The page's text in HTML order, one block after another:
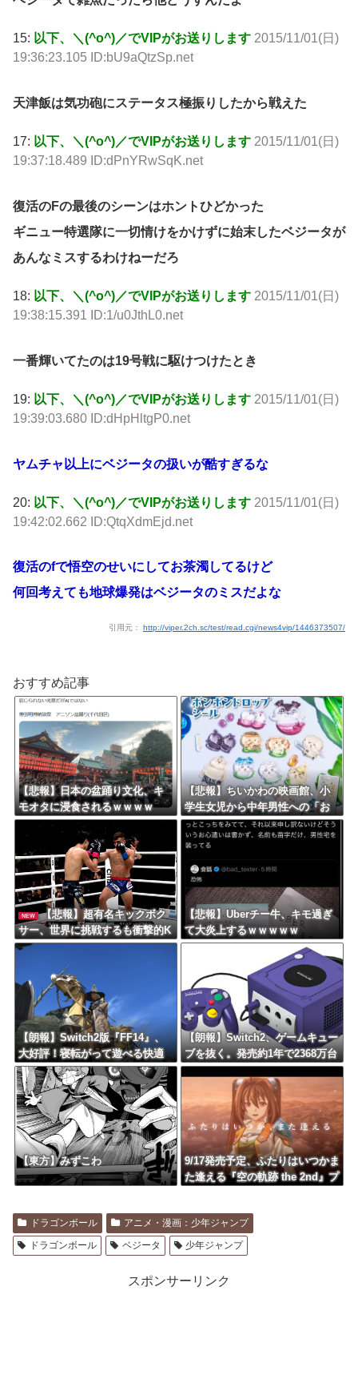
15: 以下、＼(^o^)／でVIPがお送りします 2015/11/01(日)
19:36:23.105 ID:bU9aQtzSp.net
天津飯は気功砲にステータス極振りしたから戦えた
17: 以下、＼(^o^)／でVIPがお送りします 2015/11/01(日)
19:37:18.489 ID:dPnYRwSqK.net
復活のFの最後のシーンはホントひどかった
ギニュー特選隊に一切情けをかけずに始末したベジータが
あんなミスするわけねーだろ
18: 以下、＼(^o^)／でVIPがお送りします 2015/11/01(日)
19:38:15.391 ID:1/u0JthL0.net
一番輝いてたのは19号戦に駆けつけたとき
19: 以下、＼(^o^)／でVIPがお送りします 2015/11/01(日)
19:39:03.680 ID:dHpHltgP0.net
ヤムチャ以上にベジータの扱いが酷すぎるな
20: 以下、＼(^o^)／でVIPがお送りします 2015/11/01(日)
19:42:02.662 ID:QtqXdmEjd.net
復活のfで悟空のせいにしてお茶濁してるけど
何回考えても地球爆発はベジータのミスだよな
引用元： http://viper.2ch.sc/test/read.cgi/news4vip/1446373507/
おすすめ記事
【悲報】日本の盆踊り文化、キ
モオタに浸食されるｗｗｗｗ
【悲報】ちいかわの映画館、小
学生女児から中年男性への「お
ねだり」事案が発生するｗｗｗ
ｗ
NEW
【悲報】超有名キックボク
サー、世界に挑戦するも衝撃的K
O負けしてしまう…
【悲報】Uberチー牛、キモ過ぎ
て大炎上するｗｗｗｗｗ
【朗報】Switch2版『FF14』、
大好評！寝転がって遊べる快適
さを経験者も大絶賛！
【朗報】Switch2、ゲームキュー
ブを抜く。発売約1年で2368万台
突破
【東方】みずこわ
9/17発売予定、ふたりはいつかま
た逢える『空の軌跡 the 2nd』プ
ドラゴンボール
アニメ・漫画：少年ジャンプ
ドラゴンボール
ベジータ 少年ジャンプ
スポンサーリンク